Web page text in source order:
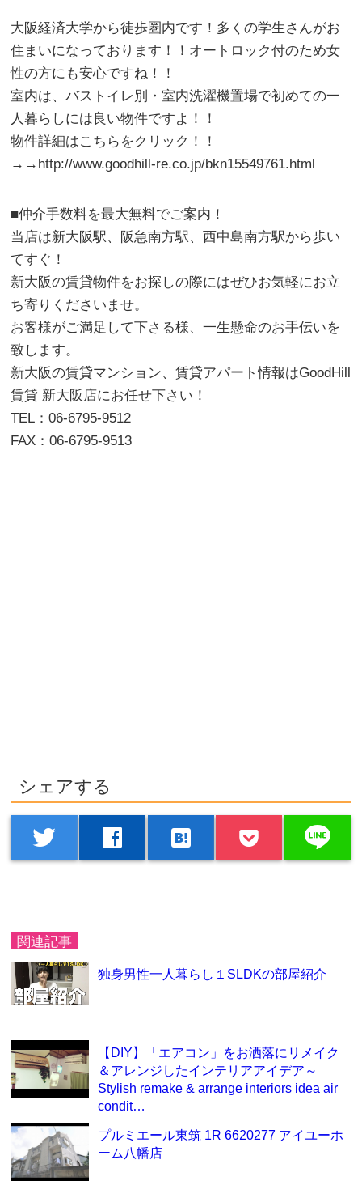
大阪経済大学から徒歩圏内です！多くの学生さんがお
住まいになっております！！オートロック付のため女
性の方にも安心ですね！！
室内は、バストイレ別・室内洗濯機置場で初めての一
人暮らしには良い物件ですよ！！
物件詳細はこちらをクリック！！
→→http://www.goodhill-re.co.jp/bkn15549761.html
■仲介手数料を最大無料でご案内！
当店は新大阪駅、阪急南方駅、西中島南方駅から歩い
てすぐ！
新大阪の賃貸物件をお探しの際にはぜひお気軽にお立
ち寄りくださいませ。
お客様がご満足して下さる様、一生懸命のお手伝いを
致します。
新大阪の賃貸マンション、賃貸アパート情報はGoodHill
賃貸 新大阪店にお任せ下さい！
TEL：06-6795-9512
FAX：06-6795-9513
シェアする
twitter facebook hatenabookmark line
関連記事
独身男性一人暮らし１SLDKの部屋紹介
【DIY】「エアコン」をお洒落にリメイク
＆アレンジしたインテリアアイデア～
Stylish remake & arrange interiors idea air
condit…
プルミエール東筑 1R 6620277 アイユーホ
ーム八幡店